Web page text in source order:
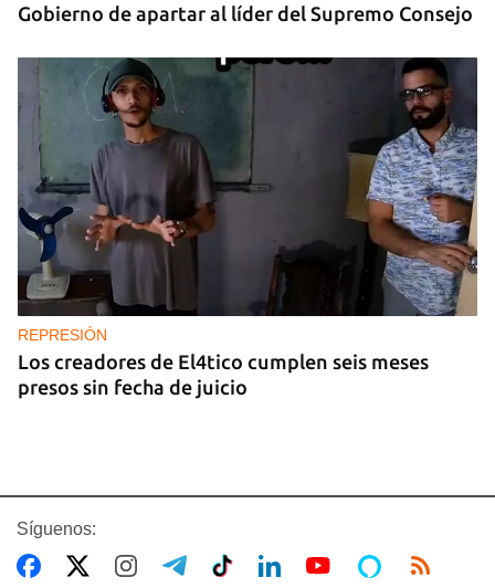
Gobierno de apartar al líder del Supremo Consejo
REPRESIÓN
Los creadores de El4tico cumplen seis meses
presos sin fecha de juicio
Síguenos: